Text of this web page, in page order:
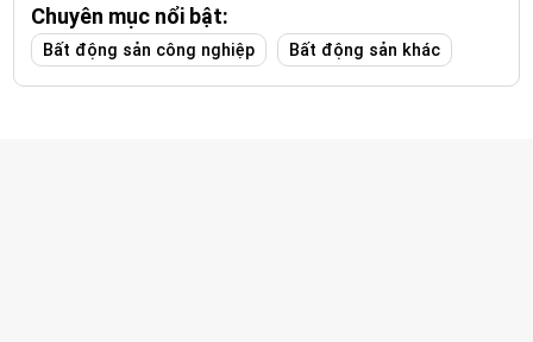
Chuyên mục nổi bật:
Bất động sản công nghiệp Bất động sản khác